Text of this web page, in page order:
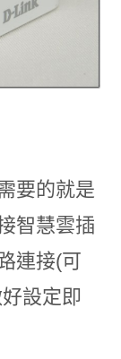
要的就是
智慧雲插
連接(可
設定即